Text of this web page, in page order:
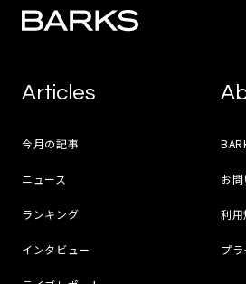
Articles
今月の記事
ニュース
ランキング
インタビュー
お
利
プ